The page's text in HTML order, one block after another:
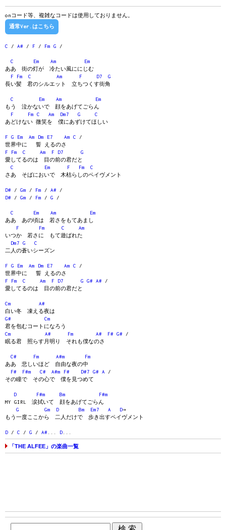
onコード等、複雑なコードは使用しておりません。
通常Ver.はこちら
C / A# / F / Fm G /
C Em Am
Em
ああ 街の灯が 冷たい風ににじむ
F
Fm C Am F D7
G
長い髪 君のシルエット 立ちつくす街角
C Em Am
Em
もう 泣かないで 顔をあげてごらん
F
Fm C Am Dm7 G
C
あどけない 微笑を 僕にあずけてほしい
F G Em Am Dm E7 Am C /
世界中に 誓 えるのさ
F
Fm C Am F D7
G
愛してるのは 目の前の君だと
C
Em F Fm
C
さあ そばにおいで 木枯らしのペイヴメント
D# / Gm / Fm / A# /
D# / Gm / Fm / G /
C Em Am
Em
ああ あの頃は 若さをもてあまし
F
Fm C
Am
いつか 若さに もて遊ばれた
Dm7
G
C
二人の蒼いシーズン
F G Em Am Dm E7 Am C /
世界中に 誓 えるのさ
F
Fm C Am F D7 G G# A# /
愛してるのは 目の前の君だと
Cm
A#
白い冬 凍える夜は
G#
Cm
君を包むコートになろう
Cm
A# Fm A# F# G# /
眠る君 照らす月明り それも僕なのさ
C# Fm A#m
Fm
ああ 悲しいほど 自由な夜の中
F#
F#m C# A#m F# D#7 G# A /
その瞳で その心で 僕を見つめて
D F#m Bm
F#m
MY GIRL 涙拭いて 顔をあげてごらん
G
Gm D Bm Em7 A D→
もう一度ここから 二人だけで 歩き出すペイヴメント
D / C / G / A# D
「THE ALFEE」の楽曲一覧